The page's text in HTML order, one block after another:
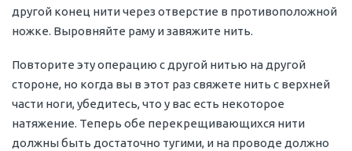
другой конец нити через отверстие в противоположной
ножке. Выровняйте раму и завяжите нить.
Повторите эту операцию с другой нитью на другой
стороне, но когда вы в этот раз свяжете нить с верхней
части ноги, убедитесь, что у вас есть некоторое
натяжение. Теперь обе перекрещивающихся нити
должны быть достаточно тугими, и на проводе должно